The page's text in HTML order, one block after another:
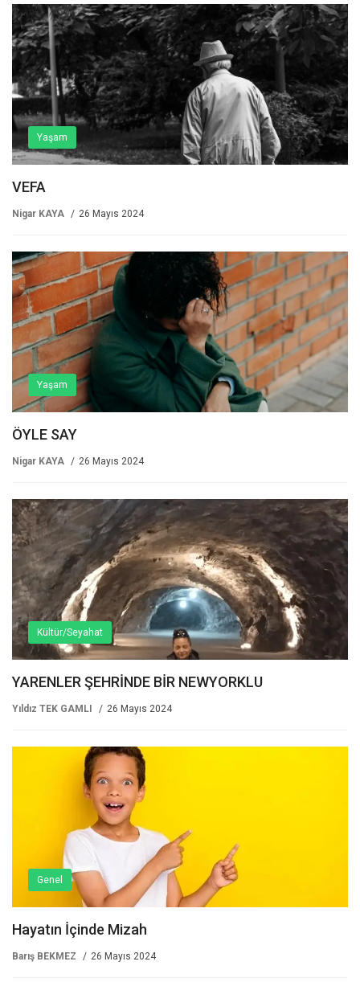
Yaşam
VEFA
Nigar KAYA 26 Mayıs 2024
Yaşam
ÖYLE SAY
Nigar KAYA 26 Mayıs 2024
Kültür/Seyahat
YARENLER ŞEHRİNDE BİR NEWYORKLU
Yıldız TEK GAMLI 26 Mayıs 2024
Genel
Hayatın İçinde Mizah
Barış BEKMEZ 26 Mayıs 2024